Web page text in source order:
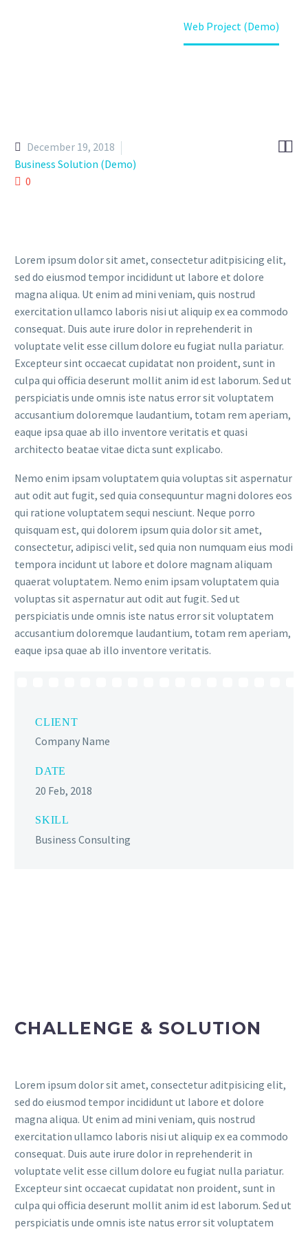
Web Project (Demo)

December 19, 2018
Business Solution (Demo)
0
Lorem ipsum dolor sit amet, consectetur aditpisicing elit,
sed do eiusmod tempor incididunt ut labore et dolore
magna aliqua. Ut enim ad mini veniam, quis nostrud
exercitation ullamco laboris nisi ut aliquip ex ea commodo
consequat. Duis aute irure dolor in reprehenderit in
voluptate velit esse cillum dolore eu fugiat nulla pariatur.
Excepteur sint occaecat cupidatat non proident, sunt in
culpa qui officia deserunt mollit anim id est laborum. Sed ut
perspiciatis unde omnis iste natus error sit voluptatem
accusantium doloremque laudantium, totam rem aperiam,
eaque ipsa quae ab illo inventore veritatis et quasi
architecto beatae vitae dicta sunt explicabo.
Nemo enim ipsam voluptatem quia voluptas sit aspernatur
aut odit aut fugit, sed quia consequuntur magni dolores eos
qui ratione voluptatem sequi nesciunt. Neque porro
quisquam est, qui dolorem ipsum quia dolor sit amet,
consectetur, adipisci velit, sed quia non numquam eius modi
tempora incidunt ut labore et dolore magnam aliquam
quaerat voluptatem. Nemo enim ipsam voluptatem quia
voluptas sit aspernatur aut odit aut fugit. Sed ut
perspiciatis unde omnis iste natus error sit voluptatem
accusantium doloremque laudantium, totam rem aperiam,
eaque ipsa quae ab illo inventore veritatis.
CLIENT
Company Name
DATE
20 Feb, 2018
SKILL
Business Consulting
CHALLENGE & SOLUTION
Lorem ipsum dolor sit amet, consectetur aditpisicing elit,
sed do eiusmod tempor incididunt ut labore et dolore
magna aliqua. Ut enim ad mini veniam, quis nostrud
exercitation ullamco laboris nisi ut aliquip ex ea commodo
consequat. Duis aute irure dolor in reprehenderit in
voluptate velit esse cillum dolore eu fugiat nulla pariatur.
Excepteur sint occaecat cupidatat non proident, sunt in
culpa qui officia deserunt mollit anim id est laborum. Sed ut
perspiciatis unde omnis iste natus error sit voluptatem